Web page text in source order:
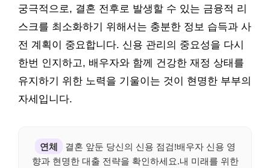
궁극적으로, 결혼 전후로 발생할 수 있는 금융적 리
스크를 최소화하기 위해서는 충분한 정보 습득과 사
전 계획이 중요합니다. 신용 관리의 중요성을 다시
한번 인지하고, 배우자와 함께 건강한 재정 상태를
유지하기 위한 노력을 기울이는 것이 현명한 부부의
자세입니다.
연체
결혼 앞둔 당신의 신용 점검!배우자 신용 영
향과 현명한 대출 전략을 확인하세요.내 미래를 위한